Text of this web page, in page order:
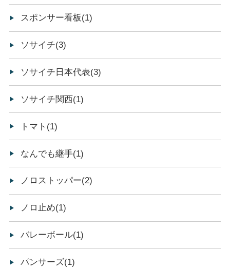
スポンサー看板(1)
ソサイチ(3)
ソサイチ日本代表(3)
ソサイチ関西(1)
トマト(1)
なんでも継手(1)
ノロストッパー(2)
ノロ止め(1)
バレーボール(1)
パンサーズ(1)